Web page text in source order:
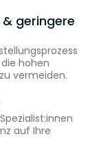
geringere
hohen
vermeiden.
auf Ihre